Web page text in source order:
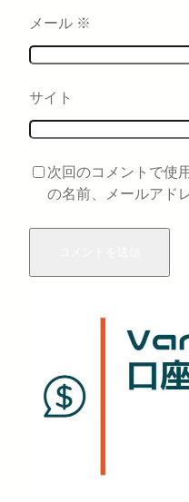
メール ※
サイト
次回のコメントで使
の名前、メールアド